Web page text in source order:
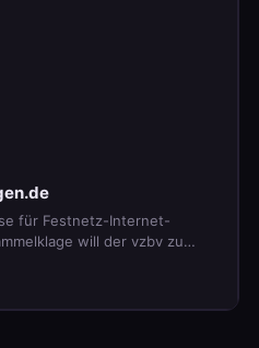
für Festnetz-Internet-
will der vzbv zu